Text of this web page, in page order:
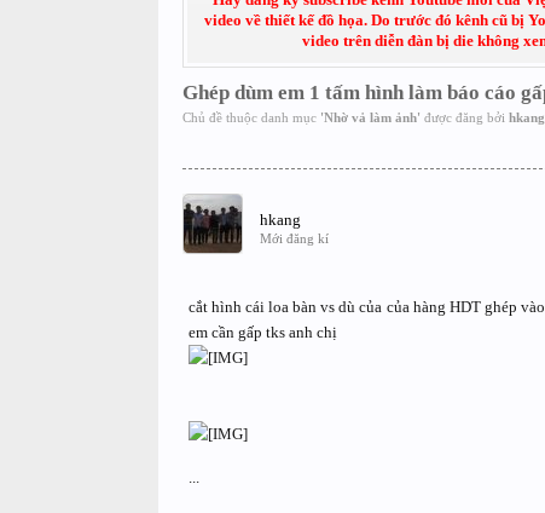
video về thiết kế đồ họa. Do trước đó kênh cũ bị
video trên diễn đàn bị die không
Ghép dùm em 1 tấm hình làm báo cáo
Chủ đề thuộc danh mục 'Nhờ vả làm ảnh' được đăng bởi hkang
hkang
Mới đăng kí
cắt hình cái loa bàn vs dù của của hàng HDT ghép
em cần gấp tks anh chị
...